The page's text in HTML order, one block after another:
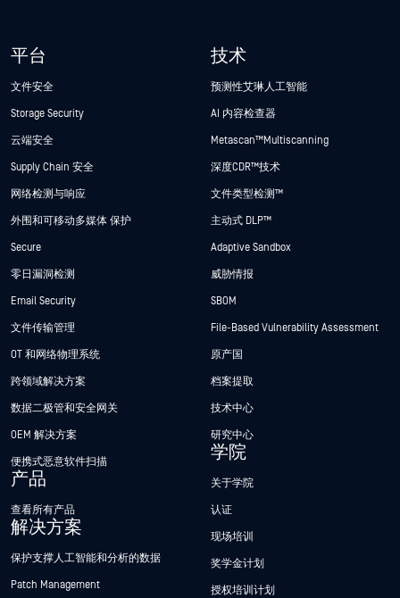
平台
文件安全
Storage Security
云端安全
Supply Chain 安全
网络检测与响应
外围和可移动多媒体 保护
Secure
零日漏洞检测
Email Security
文件传输管理
OT 和网络物理系统
跨领域解决方案
数据二极管和安全网关
OEM 解决方案
便携式恶意软件扫描
产品
查看所有产品
解决方案
保护支撑人工智能和分析的数据
Patch Management
技术
预测性艾琳人工智能
AI 内容检查器
Metascan™ Multiscanning
深度CDR™技术
文件类型检测™
主动式 DLP™
Adaptive Sandbox
威胁情报
SBOM
File-Based Vulnerability Assessment
原产国
档案提取
技术中心
研究中心
学院
关于学院
认证
现场培训
奖学金计划
授权培训计划